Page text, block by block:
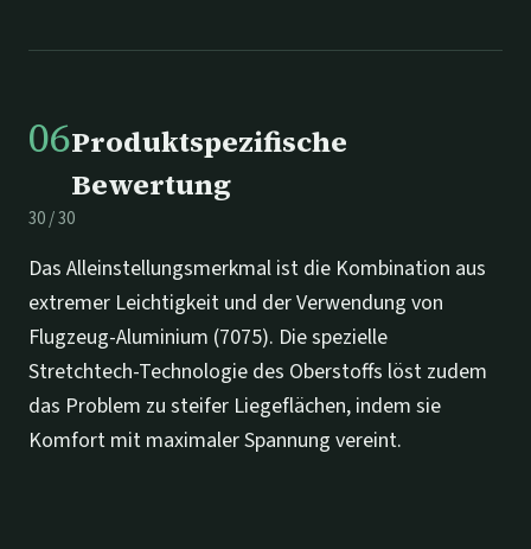
06Produktspezifische
Bewertung
30/30
Das Alleinstellungsmerkmal ist die Kombination aus
extremer Leichtigkeit und der Verwendung von
Flugzeug-Aluminium (7075). Die spezielle
Stretchtech-Technologie des Oberstoffs löst zudem
das Problem zu steifer Liegeflächen, indem sie
Komfort mit maximaler Spannung vereint.